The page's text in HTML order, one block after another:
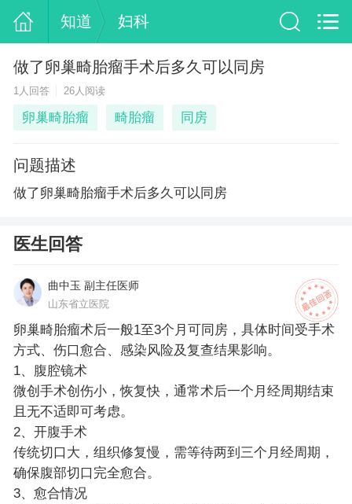
知道 妇科
做了卵巢畸胎瘤手术后多久可以同房
1人回答 26人阅读
卵巢畸胎瘤 畸胎瘤 同房
问题描述
做了卵巢畸胎瘤手术后多久可以同房
医生回答
曲中玉 副主任医师
山东省立医院
卵巢畸胎瘤术后一般1至3个月可同房，具体时间受手术
方式、伤口愈合、感染风险及复查结果影响。
1、腹腔镜术
微创手术创伤小，恢复快，通常术后一个月经周期结束
且无不适即可考虑。
2、开腹手术
传统切口大，组织修复慢，需等待两到三个月经周期，
确保腹部切口完全愈合。
3、愈合情况